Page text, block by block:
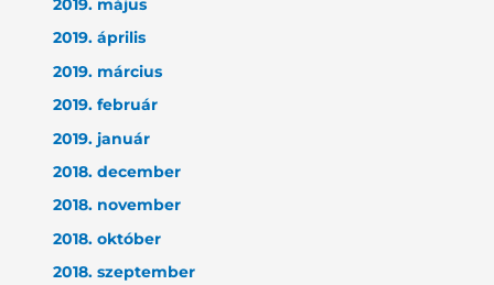
2019. május
2019. április
2019. március
2019. február
2019. január
2018. december
2018. november
2018. október
2018. szeptember